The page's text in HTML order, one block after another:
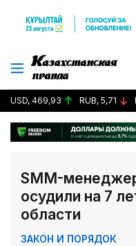
USD, 469,93 RUB, 5,71
SMM-
осудили на 7
области
ЗАКОН И ПОРЯДОК